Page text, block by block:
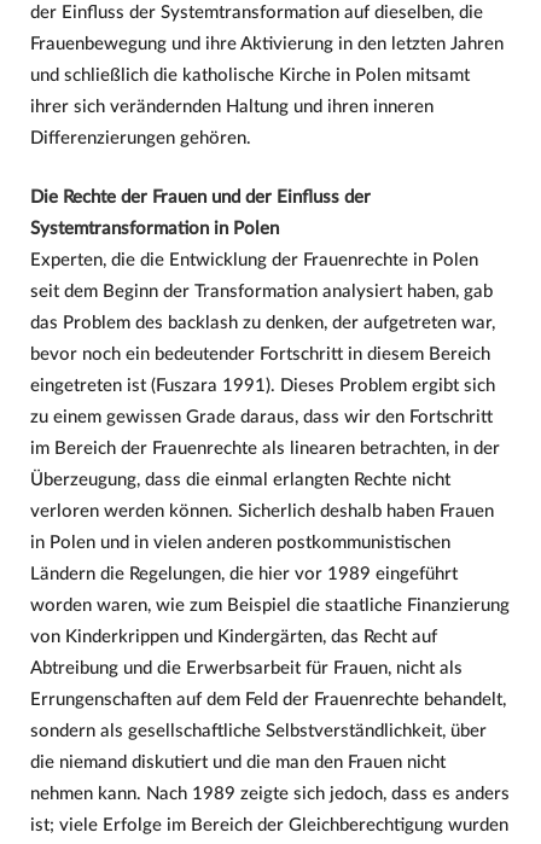
der Einfluss der Systemtransformation auf dieselben, die
Frauenbewegung und ihre Aktivierung in den letzten Jahren
und schließlich die katholische Kirche in Polen mitsamt
ihrer sich verändernden Haltung und ihren inneren
Differenzierungen gehören.
Die Rechte der Frauen und der Einfluss der
Systemtransformation in Polen
Experten, die die Entwicklung der Frauenrechte in Polen
seit dem Beginn der Transformation analysiert haben, gab
das Problem des backlash zu denken, der aufgetreten war,
bevor noch ein bedeutender Fortschritt in diesem Bereich
eingetreten ist (Fuszara 1991). Dieses Problem ergibt sich
zu einem gewissen Grade daraus, dass wir den Fortschritt
im Bereich der Frauenrechte als linearen betrachten, in der
Überzeugung, dass die einmal erlangten Rechte nicht
verloren werden können. Sicherlich deshalb haben Frauen
in Polen und in vielen anderen postkommunistischen
Ländern die Regelungen, die hier vor 1989 eingeführt
worden waren, wie zum Beispiel die staatliche Finanzierung
von Kinderkrippen und Kindergärten, das Recht auf
Abtreibung und die Erwerbsarbeit für Frauen, nicht als
Errungenschaften auf dem Feld der Frauenrechte behandelt,
sondern als gesellschaftliche Selbstverständlichkeit, über
die niemand diskutiert und die man den Frauen nicht
nehmen kann. Nach 1989 zeigte sich jedoch, dass es anders
ist; viele Erfolge im Bereich der Gleichberechtigung wurden